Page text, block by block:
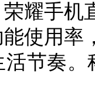
耀手机
使用率
节奏。